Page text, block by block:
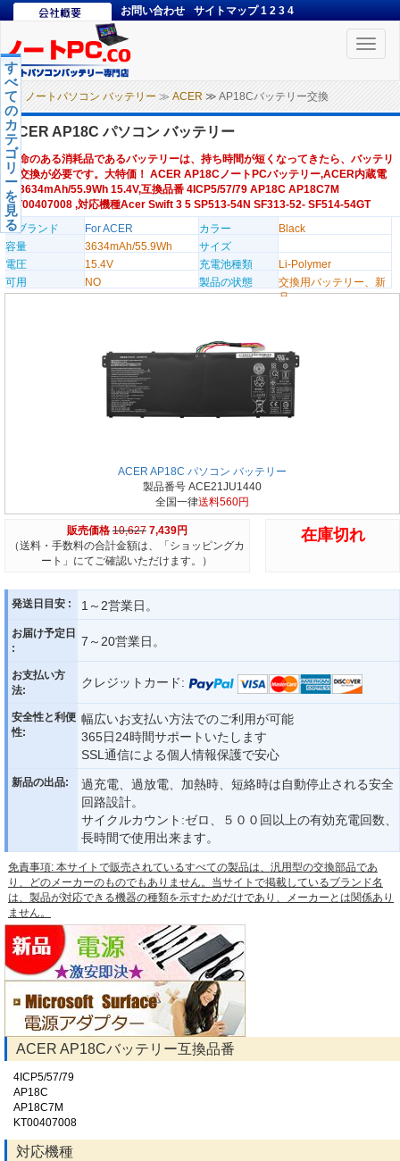
お問い合わせ サイトマップ 1 2 3 4
Toggle
ノートパソコン バッテリー ≫ ACER ≫ AP18Cバッテリー交換
す
べ
て
の
カ
テ
ゴ
リ
ー
を
見
る
ACER AP18C パソコン バッテリー
寿命のある消耗品であるバッテリーは、持ち時間が短くなってきたら、バッテリ
ー交換が必要です。大特価！ ACER AP18CノートPCバッテリー,ACER内蔵電
池3634mAh/55.9Wh 15.4V,互換品番 4ICP5/57/79 AP18C AP18C7M
KT00407008 ,対応機種Acer Swift 3 5 SP513-54N SF313-52- SF514-54GT
のブランド
For ACER カラー
Black
容量
3634mAh/55.9Wh
サイズ
電圧
15.4V 充電池種類
Li-Polymer
可用
NO 製品の状態
交換用バッテリー、新
品
ACER AP18C パソコン バッテリー
製品番号 ACE21JU1440
全国一律送料560円
販売価格 10,627 7,439円
（送料・手数料の合計金額は、「ショッピングカ
ート」にてご確認いただけます。）
在庫切れ
発送日目安 : 1～2営業日。
お届け予定日
:
7～20営業日。
お支払い方
法:
クレジットカード:
安全性と利便
性:
幅広いお支払い方法でのご利用が可能
365日24時間サポートいたします
SSL通信による個人情報保護で安心
新品の出品:
過充電、過放電、加熱時、短絡時は自動停止される安全
回路設計。
サイクルカウント:ゼロ、５００回以上の有効充電回数、
長時間で使用出来ます。
免責事項: 本サイトで販売されているすべての製品は、汎用型の交換部品であ
り、どのメーカーのものでもありません。当サイトで掲載しているブランド名
は、製品が対応できる機器の種類を示すためだけであり、メーカーとは関係あり
ません。
ACER AP18Cバッテリー互換品番
4ICP5/57/79
AP18C
AP18C7M
KT00407008
対応機種